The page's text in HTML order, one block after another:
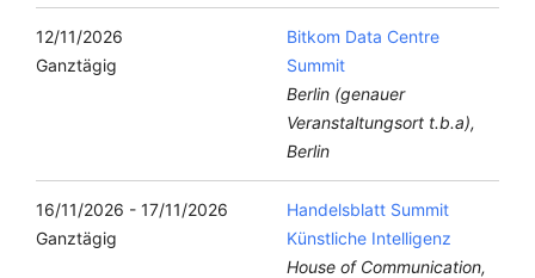
12/11/2026
Ganztägig
Bitkom Data Centre
Summit
Berlin (genauer
Veranstaltungsort t.b.a),
Berlin
16/11/2026 - 17/11/2026
Ganztägig
Handelsblatt Summit
Künstliche Intelligenz
House of Communication,